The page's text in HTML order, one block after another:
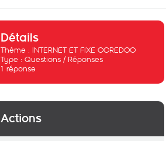
Détails
Thème : INTERNET ET FIXE OOREDOO
Type : Questions / Réponses
1 réponse
Actions